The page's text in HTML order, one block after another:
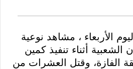
الأربعاء ، مشاهد نوعية
أثناء تنفيذ كمين
الفازة، وقتل العشرات من